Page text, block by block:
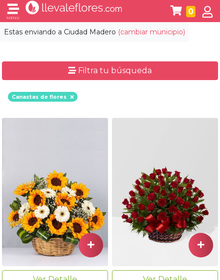
Estas enviando a Ciudad Madero (cambiar municipio)
MENÚ
0
Filtra tu búsqueda
Canastas de flores